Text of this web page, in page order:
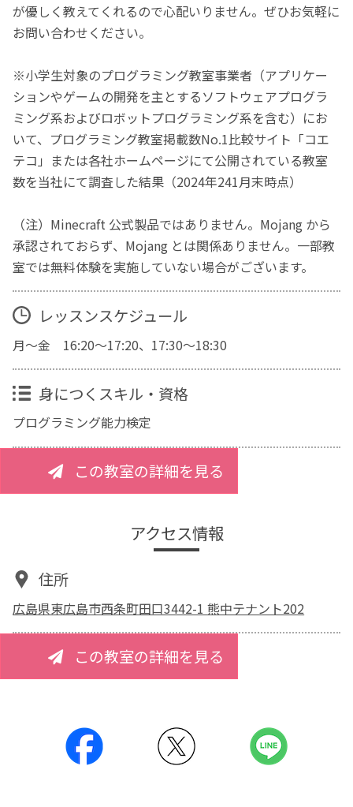
が優しく教えてくれるので心配いりません。ぜひお気軽に
お問い合わせください。
※小学生対象のプログラミング教室事業者（アプリケー
ションやゲームの開発を主とするソフトウェアプログラ
ミング系およびロボットプログラミング系を含む）にお
いて、プログラミング教室掲載数No.1比較サイト「コエ
テコ」または各社ホームページにて公開されている教室
数を当社にて調査した結果（2024年241月末時点）
（注）Minecraft 公式製品ではありません。Mojang から
承認されておらず、Mojang とは関係ありません。一部教
室では無料体験を実施していない場合がございます。
レッスンスケジュール
月～金 16:20～17:20、17:30～18:30
身につくスキル・資格
プログラミング能力検定
この教室の詳細を見る
アクセス情報
住所
広島県東広島市西条町田口3442-1 熊中テナント202
この教室の詳細を見る